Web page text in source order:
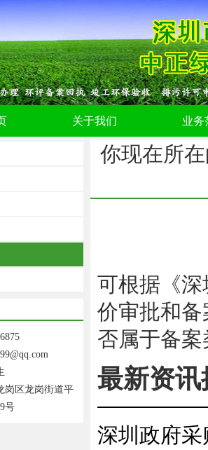
关于我们 业务
岗区龙岗街道平
号
你现在所
可根据《
价审批和
否属于备
最新资讯
深圳政府